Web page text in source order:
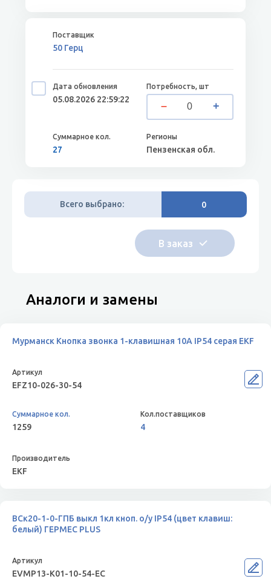
50 Герц
05.08.2026 22:59:22
27 Пензенская обл.
Всего выбрано: 0
Аналоги и замены
Мурманск Кнопка звонка 1-клавишная 10А IP54 серая EKF
EFZ10-026-30-54
1259 4
EKF
ВСк20-1-0-ГПБ выкл 1кл кноп. о/у IP54 (цвет клавиш:
белый) ГЕРМЕС PLUS
EVMP13-K01-10-54-EC